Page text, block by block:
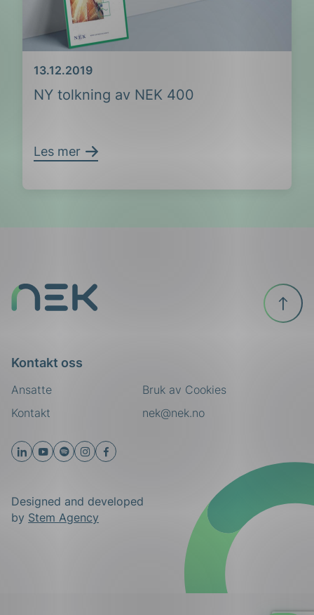
NY tolkning av NEK 400
Dato
13.12.2019
Les mer
Kontakt oss
Ansatte
nek@nek.no
Kontakt
Bruk av Cookies
Designed and developed
by Stem Agency
Til
toppen